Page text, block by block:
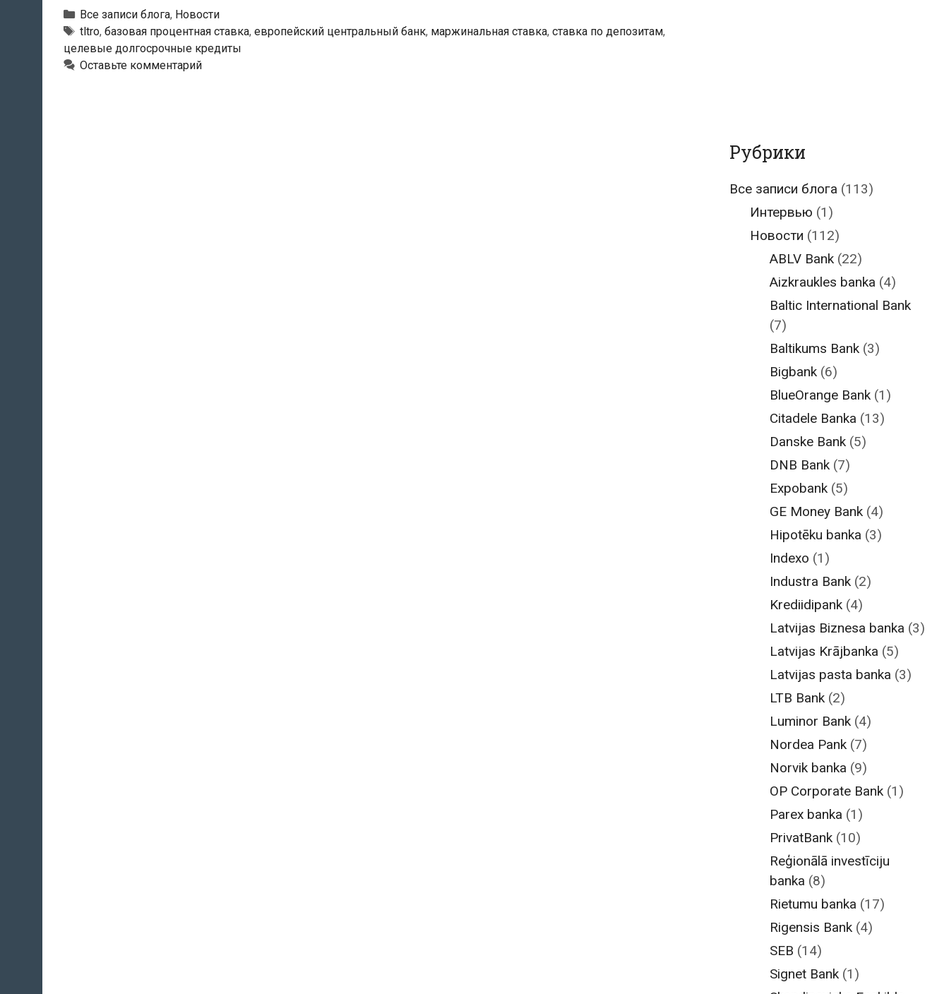
Рубрики
Все записи блога, Новости
Тэги
tltro, базовая процентная ставка, европейский центральный банк, маржинальная ставка, ставка по депозитам,
целевые долгосрочные кредиты
Оставьте комментарий
Рубрики
Все записи блога (113)
Интервью (1)
Новости (112)
ABLV Bank (22)
Aizkraukles banka (4)
Baltic International Bank
(7)
Baltikums Bank (3)
Bigbank (6)
BlueOrange Bank (1)
Citadele Banka (13)
Danske Bank (5)
DNB Bank (7)
Expobank (5)
GE Money Bank (4)
Hipotēku banka (3)
Indexo (1)
Industra Bank (2)
Krediidipank (4)
Latvijas Biznesa banka (3)
Latvijas Krājbanka (5)
Latvijas pasta banka (3)
LTB Bank (2)
Luminor Bank (4)
Nordea Pank (7)
Norvik banka (9)
OP Corporate Bank (1)
Parex banka (1)
PrivatBank (10)
Reģionālā investīciju
banka (8)
Rietumu banka (17)
Rigensis Bank (4)
SEB (14)
Signet Bank (1)